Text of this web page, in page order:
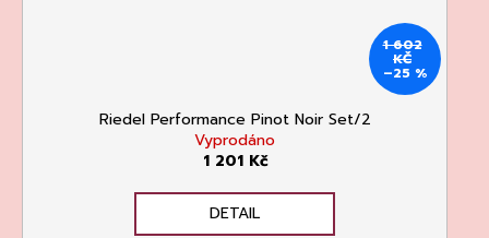
1 602
KČ
–25 %
Riedel Performance Pinot Noir Set/2
Vyprodáno
1 201 Kč
DETAIL